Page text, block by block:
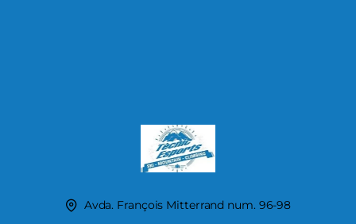
Avda. François Mitterrand num. 96-98